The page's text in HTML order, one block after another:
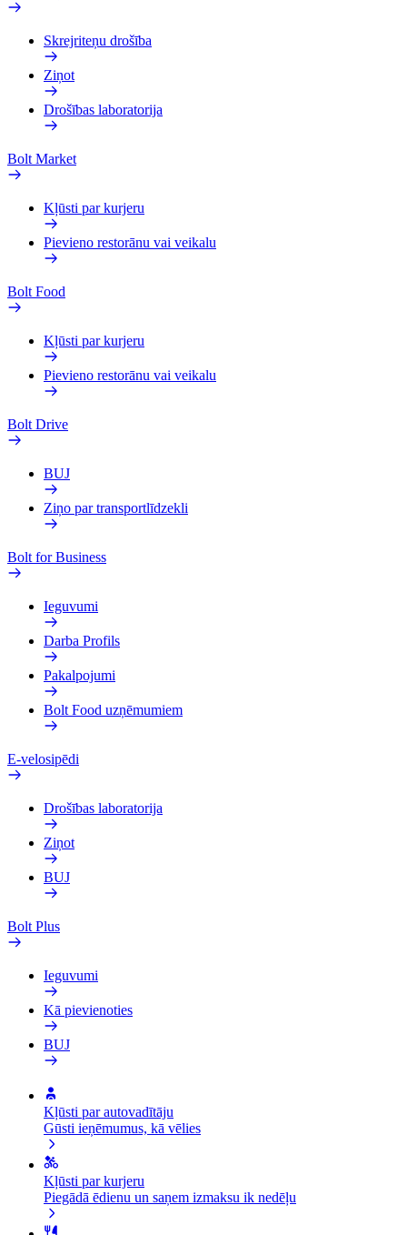
Skrejriteņu drošība
Ziņot
Drošības laboratorija
Bolt Market
Kļūsti par kurjeru
Pievieno restorānu vai veikalu
Bolt Food
Kļūsti par kurjeru
Pievieno restorānu vai veikalu
Bolt Drive
BUJ
Ziņo par transportlīdzekli
Bolt for Business
Ieguvumi
Darba Profils
Pakalpojumi
Bolt Food uzņēmumiem
E-velosipēdi
Drošības laboratorija
Ziņot
BUJ
Bolt Plus
Ieguvumi
Kā pievienoties
BUJ
Kļūsti par autovadītāju
Gūsti ieņēmumus, kā vēlies
Kļūsti par kurjeru
Piegādā ēdienu un saņem izmaksu ik nedēļu